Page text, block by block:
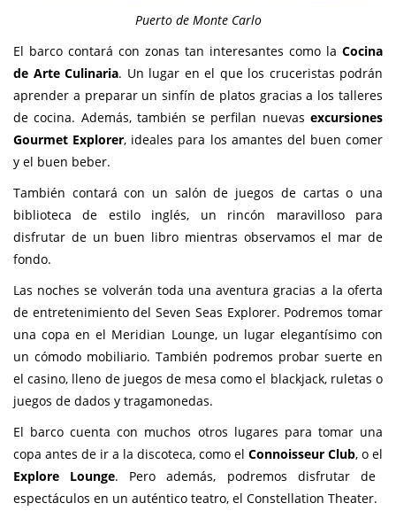
Puerto de Monte Carlo
El barco contará con zonas tan interesantes como la Cocina
de Arte Culinaria. Un lugar en el que los cruceristas podrán
aprender a preparar un sinfín de platos gracias a los talleres
de cocina. Además, también se perfilan nuevas excursiones
Gourmet Explorer, ideales para los amantes del buen comer
y el buen beber.
También contará con un salón de juegos de cartas o una
biblioteca de estilo inglés, un rincón maravilloso para
disfrutar de un buen libro mientras observamos el mar de
fondo.
Las noches se volverán toda una aventura gracias a la oferta
de entretenimiento del Seven Seas Explorer. Podremos tomar
una copa en el Meridian Lounge, un lugar elegantísimo con
un cómodo mobiliario. También podremos probar suerte en
el casino, lleno de juegos de mesa como el blackjack, ruletas o
juegos de dados y tragamonedas.
El barco cuenta con muchos otros lugares para tomar una
copa antes de ir a la discoteca, como el Connoisseur Club, o el
Explore Lounge. Pero además, podremos disfrutar de
espectáculos en un auténtico teatro, el Constellation Theater.